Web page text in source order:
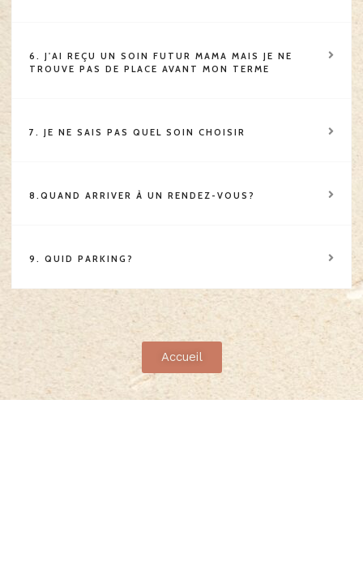
6. J'AI REÇU UN SOIN FUTUR MAMA MAIS JE NE
TROUVE PAS DE PLACE AVANT MON TERME
7. JE NE SAIS PAS QUEL SOIN CHOISIR
8.QUAND ARRIVER À UN RENDEZ-VOUS?
9. QUID PARKING?
Accueil